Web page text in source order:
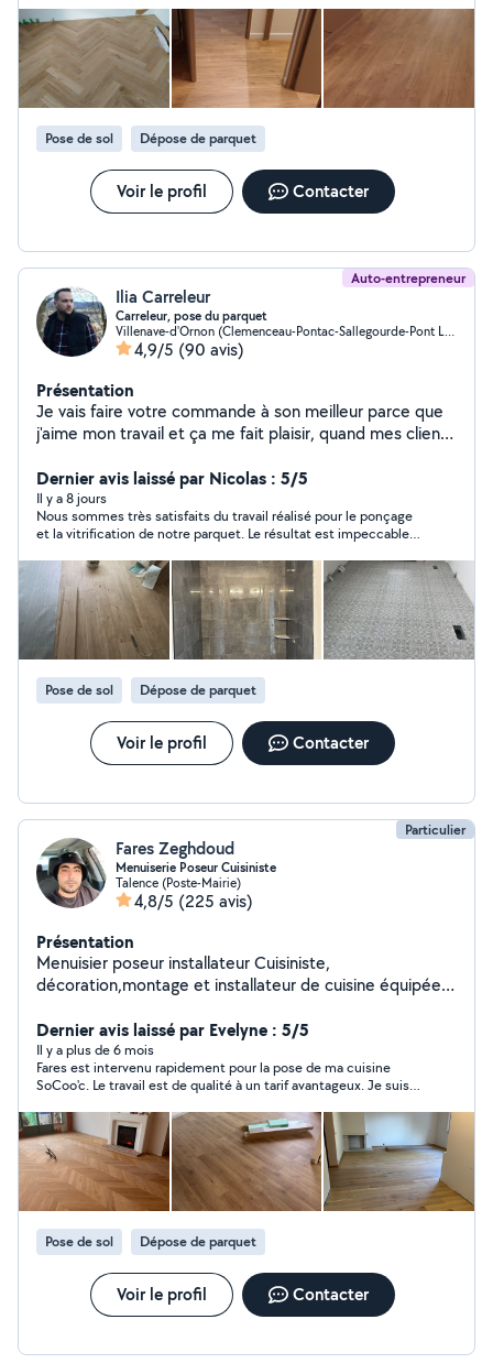
Pose de sol Dépose de parquet
Voir le profil Contacter
Auto-entrepreneur
Ilia Carreleur
Carreleur, pose du parquet
Villenave-d'Ornon (Clemenceau-Pontac-Sallegourde-Pont Langon)
4,9/5 (90 avis)
Présentation
Je vais faire votre commande à son meilleur parce que
j'aime mon travail et ça me fait plaisir, quand mes clients
Dernier avis laissé par Nicolas : 5/5
Il y a 8 jours
Nous sommes très satisfaits du travail réalisé pour le ponçage
et la vitrification de notre parquet. Le résultat est impeccable,
professionnel et à l'écoute. Nous recommandons sans
hésitation.
Pose de sol Dépose de parquet
Voir le profil Contacter
Particulier
Fares Zeghdoud
Menuiserie Poseur Cuisiniste
Talence (Poste-Mairie)
4,8/5 (225 avis)
Présentation
Menuisier poseur installateur Cuisiniste,
décoration,montage et installateur de cuisine équipée
prise de mesure - Assemblage et fixation des caissons -
Découpe et pose du plan de travail - Pose de l'évier
plomberie compris - Pose de crédence - Installation de
l'électroménager - Branchement et Installation
électrique. - je fournis un travaillé sérieux, propre,
soigneux et de qualité Cuisine : Ikea, Leroy Merlin, Ixina,
Éco cuisine, Castorama, Cuisinella, Nolte, Conforma,
but, Brico Dépôt MONTAGES INSTALLATION MEUBLES
- Placard, Dressing, Lit, Armoire, bibliothèque,
Mezzanine Certaines prestations peuvent être faites sur
mesure Artisans cuisiniste/poseur de cuisine équipée
complète/montage de meuble Plomberie/électricité
domestique Pose et réparation de volet Roulant Pose
et réparation des fenêtres et portes et baie vitrée
Dernier avis laissé par Evelyne : 5/5
Il y a plus de 6 mois
Fares est intervenu rapidement pour la pose de ma cuisine
SoCoo'c. Le travail est de qualité à un tarif avantageux. Je suis
lui à l'avenir et je recommande merci !
Pose de sol Dépose de parquet
Voir le profil Contacter